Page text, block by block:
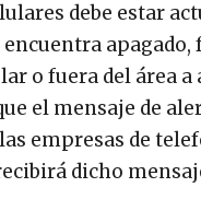
debe estar
apagado,
o fuera del área a
el mensaje de
empresas de
dicho